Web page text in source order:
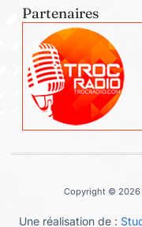
Partenaires
Copyright © 2026
Une réalisation de :